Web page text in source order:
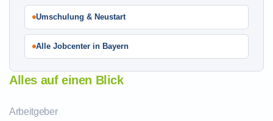
Umschulung & Neustart
Alle Jobcenter in Bayern
Alles auf einen Blick
Arbeitgeber